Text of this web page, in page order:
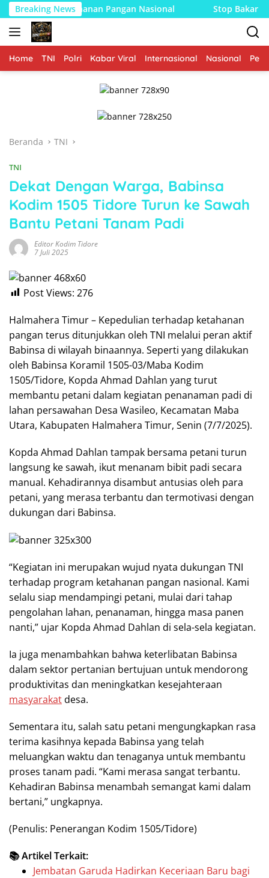
Langsung
ke
konten
Breaking NewsPangan Nasional Stop Bakar Lahan,
Home TNI Polri Kabar Viral Internasional Nasional
Beranda TNI
TNI
Dekat Dengan Warga, Babinsa
Kodim 1505 Tidore Turun ke Sawah
Bantu Petani Tanam Padi
Editor Kodim Tidore
7 Juli 2025
Post Views: 276
Halmahera Timur – Kepedulian terhadap ketahanan
pangan terus ditunjukkan oleh TNI melalui peran aktif
Babinsa di wilayah binaannya. Seperti yang dilakukan
oleh Babinsa Koramil 1505-03/Maba Kodim
1505/Tidore, Kopda Ahmad Dahlan yang turut
membantu petani dalam kegiatan penanaman padi di
lahan persawahan Desa Wasileo, Kecamatan Maba
Utara, Kabupaten Halmahera Timur, Senin (7/7/2025).
Kopda Ahmad Dahlan tampak bersama petani turun
langsung ke sawah, ikut menanam bibit padi secara
manual. Kehadirannya disambut antusias oleh para
petani, yang merasa terbantu dan termotivasi dengan
dukungan dari Babinsa.
“Kegiatan ini merupakan wujud nyata dukungan TNI
terhadap program ketahanan pangan nasional. Kami
selalu siap mendampingi petani, mulai dari tahap
pengolahan lahan, penanaman, hingga masa panen
nanti,” ujar Kopda Ahmad Dahlan di sela-sela kegiatan.
Ia juga menambahkan bahwa keterlibatan Babinsa
dalam sektor pertanian bertujuan untuk mendorong
produktivitas dan meningkatkan kesejahteraan
masyarakatdesa.
Sementara itu, salah satu petani mengungkapkan rasa
terima kasihnya kepada Babinsa yang telah
meluangkan waktu dan tenaganya untuk membantu
proses tanam padi. “Kami merasa sangat terbantu.
Kehadiran Babinsa menambah semangat kami dalam
bertani,” ungkapnya.
(Penulis: Penerangan Kodim 1505/Tidore)
📚 Artikel Terkait:
Jembatan Garuda Hadirkan Keceriaan Baru bagi